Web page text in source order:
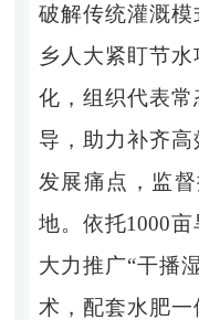
破解传统灌溉模
乡人大紧盯节
化，组织代表
导，助力补齐
发展痛点，监
地。依托1000
大力推广“干播
术，配套水肥